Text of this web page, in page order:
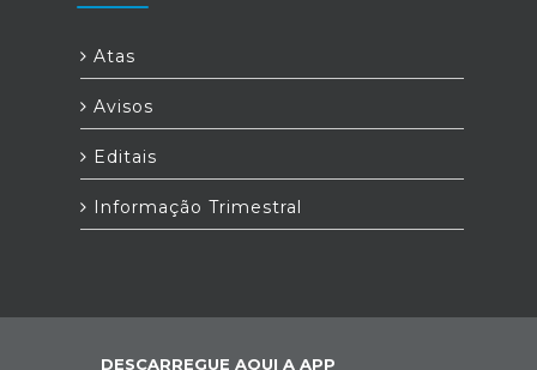
Atas
Avisos
Editais
Informação Trimestral
DESCARREGUE AQUI A APP